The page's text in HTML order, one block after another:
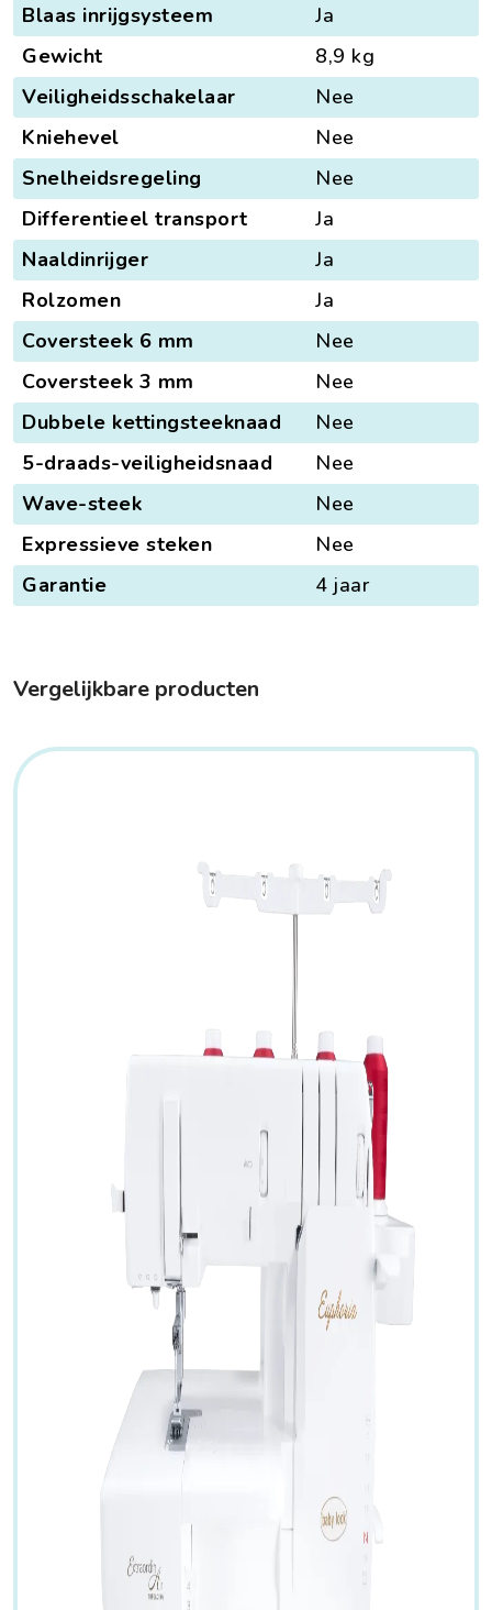
Blaas inrijgsysteem
Ja
Gewicht
8,9 kg
Veiligheidsschakelaar
Nee
Kniehevel
Nee
Snelheidsregeling
Nee
Differentieel transport
Ja
Naaldinrijger
Ja
Rolzomen
Ja
Coversteek 6 mm
Nee
Coversteek 3 mm
Nee
Dubbele kettingsteeknaad
Nee
5-draads-veiligheidsnaad
Nee
Wave-steek
Nee
Expressieve steken
Nee
Garantie
4 jaar
Vergelijkbare producten